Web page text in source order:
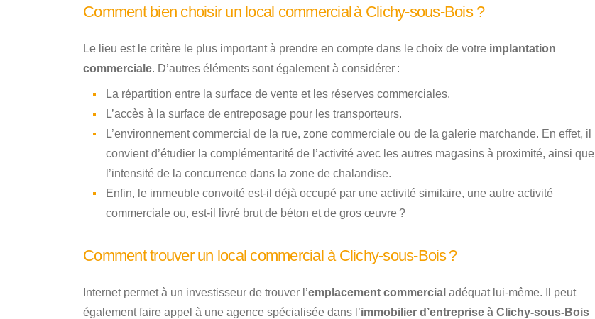
Comment bien choisir un local commercial à Clichy-sous-Bois ?
Le lieu est le critère le plus important à prendre en compte dans le choix de votre implantation
commerciale. D’autres éléments sont également à considérer :
La répartition entre la surface de vente et les réserves commerciales.
L’accès à la surface de entreposage pour les transporteurs.
L’environnement commercial de la rue, zone commerciale ou de la galerie marchande. En effet, il
convient d’étudier la complémentarité de l’activité avec les autres magasins à proximité, ainsi que
l’intensité de la concurrence dans la zone de chalandise.
Enfin, le immeuble convoité est-il déjà occupé par une activité similaire, une autre activité
commerciale ou, est-il livré brut de béton et de gros œuvre ?
Comment trouver un local commercial à Clichy-sous-Bois ?
Internet permet à un investisseur de trouver l’emplacement commercial adéquat lui-même. Il peut
également faire appel à une agence spécialisée dans l’immobilier d’entreprise à Clichy-sous-Bois